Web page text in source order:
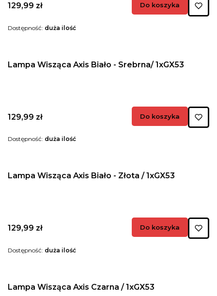
Cena
129,99 zł Do koszyka
Dostępność: duża ilość
Lampa Wisząca Axis Biało - Srebrna/ 1xGX53
Cena
129,99 zł Do koszyka
Dostępność: duża ilość
Lampa Wisząca Axis Biało - Złota / 1xGX53
Cena
129,99 zł Do koszyka
Dostępność: duża ilość
Lampa Wisząca Axis Czarna / 1xGX53